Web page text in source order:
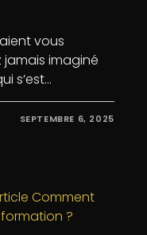
vous
jamais imaginé
s’est…
SEPTEMBRE 6, 2025